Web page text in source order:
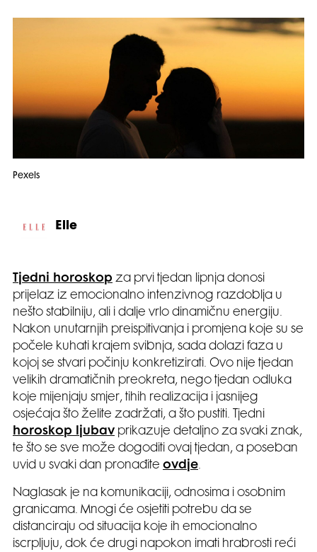
Pexels
Elle
Tjedni horoskop za prvi tjedan lipnja donosi
prijelaz iz emocionalno intenzivnog razdoblja u
nešto stabilniju, ali i dalje vrlo dinamičnu energiju.
Nakon unutarnjih preispitivanja i promjena koje su se
počele kuhati krajem svibnja, sada dolazi faza u
kojoj se stvari počinju konkretizirati. Ovo nije tjedan
velikih dramatičnih preokreta, nego tjedan odluka
koje mijenjaju smjer, tihih realizacija i jasnijeg
osjećaja što želite zadržati, a što pustiti. Tjedni
horoskop ljubav prikazuje detaljno za svaki znak,
te što se sve može dogoditi ovaj tjedan, a poseban
uvid u svaki dan pronađite ovdje.
Naglasak je na komunikaciji, odnosima i osobnim
granicama. Mnogi će osjetiti potrebu da se
distanciraju od situacija koje ih emocionalno
iscrpljuju, dok će drugi napokon imati hrabrosti reći